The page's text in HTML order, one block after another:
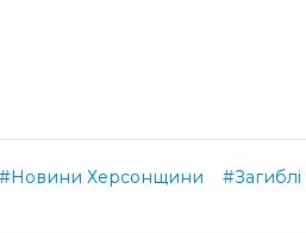
#Новини Херсонщини #Загиблі